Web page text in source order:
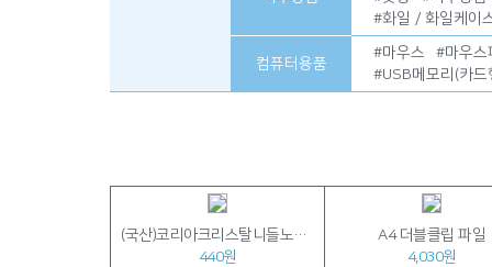
#화일 / 화일케이
컴퓨터용품
#마우스 #마우스
#USB메모리(카드
A4 더블클립 파일
4,030원
520원